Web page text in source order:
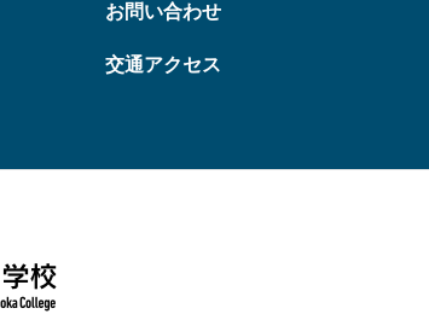
お問い合わせ
交通アクセス